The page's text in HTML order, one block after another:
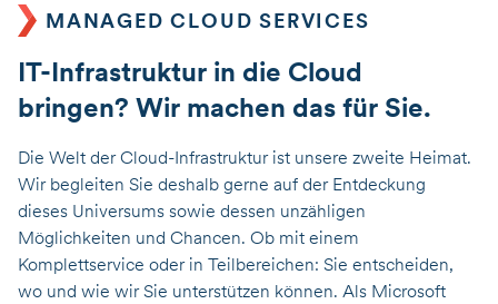
MANAGED CLOUD SERVICES
IT-Infrastruktur in die Cloud
bringen? Wir machen das für Sie.
Die Welt der Cloud-Infrastruktur ist unsere zweite Heimat.
Wir begleiten Sie deshalb gerne auf der Entdeckung
dieses Universums sowie dessen unzähligen
Möglichkeiten und Chancen. Ob mit einem
Komplettservice oder in Teilbereichen: Sie entscheiden,
wo und wie wir Sie unterstützen können. Als Microsoft